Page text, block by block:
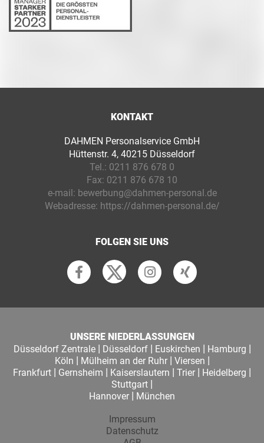
KONTAKT
DAHMEN Personalservice GmbH
Hüttenstr. 4, 40215 Düsseldorf
Tel.: 0211 876 678 0
Fax: 0211 876 678 10
e-mail: bewerbung@dahmen-personal.de
Webadresse: https://dahmen-personal.de/
FOLGEN SIE UNS
UNSERE NIEDERLASSUNGEN
Düsseldorf Zentrale| Düsseldorf| Euskirchen | Hamburg |
Köln | Mülheim an der Ruhr| Viersen |
Frankfurt | Gernsheim | Kaiserslautern | Trier | Heidelberg |
Stuttgart |
Hannover | München
Impressum
Datenschutz